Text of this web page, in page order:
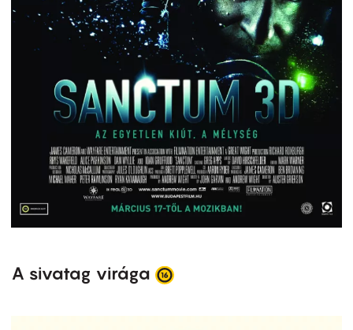
A sivatag virága